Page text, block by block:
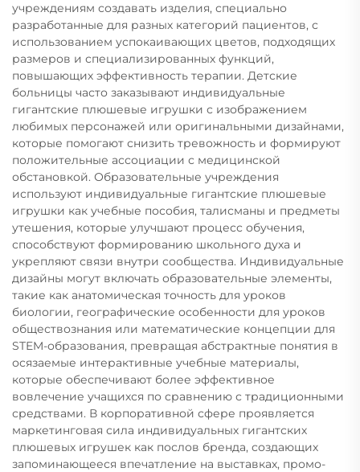
учреждениям создавать изделия, специально
разработанные для разных категорий пациентов, с
использованием успокаивающих цветов, подходящих
размеров и специализированных функций,
повышающих эффективность терапии. Детские
больницы часто заказывают индивидуальные
гигантские плюшевые игрушки с изображением
любимых персонажей или оригинальными дизайнами,
которые помогают снизить тревожность и формируют
положительные ассоциации с медицинской
обстановкой. Образовательные учреждения
используют индивидуальные гигантские плюшевые
игрушки как учебные пособия, талисманы и предметы
утешения, которые улучшают процесс обучения,
способствуют формированию школьного духа и
укрепляют связи внутри сообщества. Индивидуальные
дизайны могут включать образовательные элементы,
такие как анатомическая точность для уроков
биологии, географические особенности для уроков
обществознания или математические концепции для
STEM-образования, превращая абстрактные понятия в
осязаемые интерактивные учебные материалы,
которые обеспечивают более эффективное
вовлечение учащихся по сравнению с традиционными
средствами. В корпоративной сфере проявляется
маркетинговая сила индивидуальных гигантских
плюшевых игрушек как послов бренда, создающих
запоминающееся впечатление на выставках, промо-